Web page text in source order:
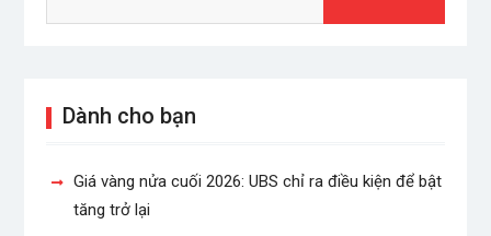
Dành cho bạn
Giá vàng nửa cuối 2026: UBS chỉ ra điều kiện để bật
tăng trở lại